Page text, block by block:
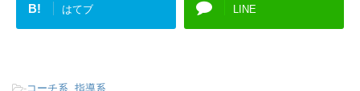
B! はてブ LINE
-コーチ系 指導系